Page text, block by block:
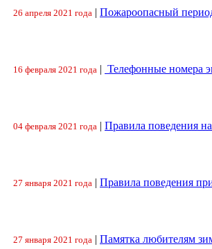
26 апреля 2021 года | Пожароопасный
16 февраля 2021 года | Телефонные номера
04 февраля 2021 года | Правила поведения
27 января 2021 года | Правила поведения
27 января 2021 года | Памятка любителям